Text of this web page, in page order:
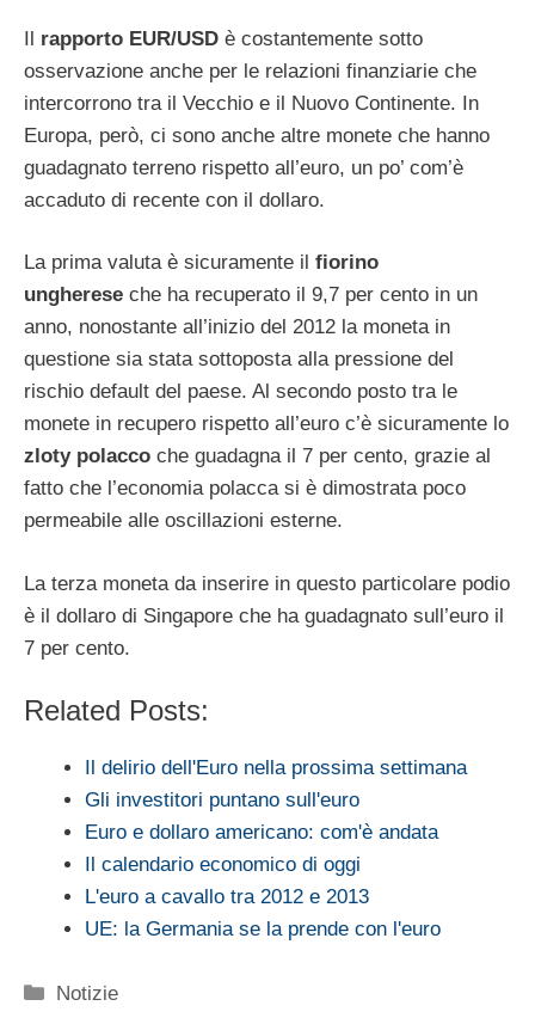
Il rapporto EUR/USD è costantemente sotto
osservazione anche per le relazioni finanziarie che
intercorrono tra il Vecchio e il Nuovo Continente. In
Europa, però, ci sono anche altre monete che hanno
guadagnato terreno rispetto all’euro, un po’ com’è
accaduto di recente con il dollaro.
La prima valuta è sicuramente il fiorino
ungherese che ha recuperato il 9,7 per cento in un
anno, nonostante all’inizio del 2012 la moneta in
questione sia stata sottoposta alla pressione del
rischio default del paese. Al secondo posto tra le
monete in recupero rispetto all’euro c’è sicuramente lo
zloty polacco che guadagna il 7 per cento, grazie al
fatto che l’economia polacca si è dimostrata poco
permeabile alle oscillazioni esterne.
La terza moneta da inserire in questo particolare podio
è il dollaro di Singapore che ha guadagnato sull’euro il
7 per cento.
Related Posts:
Il delirio dell'Euro nella prossima settimana
Gli investitori puntano sull'euro
Euro e dollaro americano: com'è andata
Il calendario economico di oggi
L'euro a cavallo tra 2012 e 2013
UE: la Germania se la prende con l'euro
Categorie
Notizie